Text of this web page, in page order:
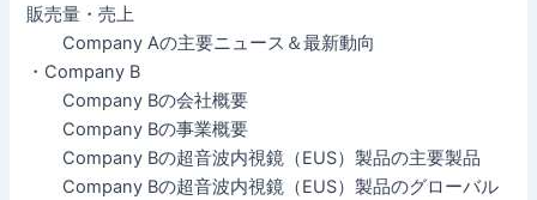
販売量・売上
Company Aの主要ニュース＆最新動向
・Company B
Company Bの会社概要
Company Bの事業概要
Company Bの超音波内視鏡（EUS）製品の主要製品
Company Bの超音波内視鏡（EUS）製品のグローバル